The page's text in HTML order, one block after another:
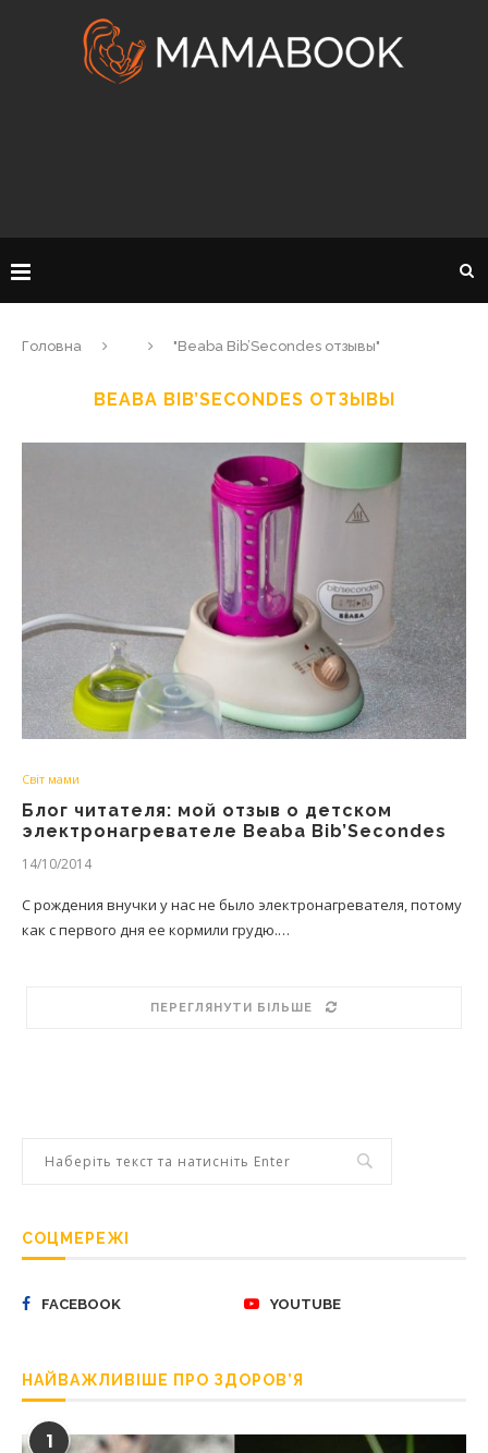
Головна "Beaba Bib’Secondes отзывы"
BEABA BIB’SECONDES ОТЗЫВЫ
Світ мами
Блог читателя: мой отзыв о детском
электронагревателе Beaba Bib’Secondes
14/10/2014
С рождения внучки у нас не было электронагревателя, потому
как с первого дня ее кормили грудю.…
ПЕРЕГЛЯНУТИ БІЛЬШЕ
СОЦМЕРЕЖІ
FACEBOOK YOUTUBE
НАЙВАЖЛИВІШЕ ПРО ЗДОРОВ’Я
1